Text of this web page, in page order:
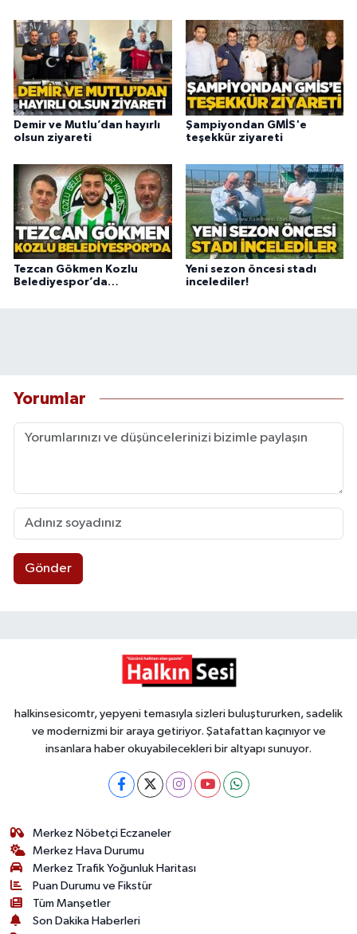
Demir ve Mutlu’dan hayırlı
olsun ziyareti
Şampiyondan GMİS'e
teşekkür ziyareti
Tezcan Gökmen Kozlu
Belediyespor’da…
Yeni sezon öncesi stadı
incelediler!
Yorumlar
Gönder
halkinsesicomtr, yepyeni temasıyla sizleri buluştururken, sadelik
ve modernizmi bir araya getiriyor. Şatafattan kaçınıyor ve
insanlara haber okuyabilecekleri bir altyapı sunuyor.
Merkez Nöbetçi Eczaneler
Merkez Hava Durumu
Merkez Trafik Yoğunluk Haritası
Puan Durumu ve Fikstür
Tüm Manşetler
Son Dakika Haberleri